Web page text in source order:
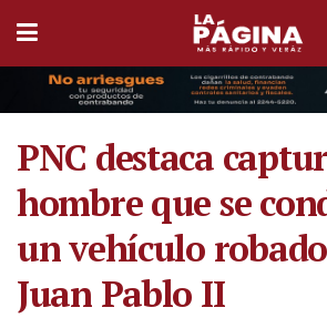
PNC destaca
hombre que se
un vehículo
Juan Pablo II